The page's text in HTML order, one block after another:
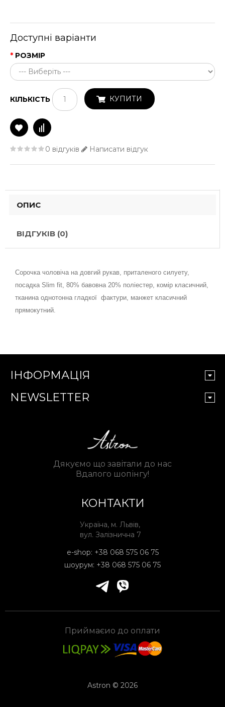
Доступні варіанти
РОЗМІР
КІЛЬКІСТЬ КУПИТИ
0 відгуків Написати відгук
ОПИС
ВІДГУКІВ (0)
Сорочка чоловіча на довгий рукав, приталеного силуету,
посадка Slim fit, 80% бавовна 20% поліестер, комір класичний,
тканина однотонна гладкої фактури, манжет класичний
прямокутний.
ІНФОРМАЦІЯ
Дякуємо що завітали до нас
Вдалого шопінгу!
NEWSLETTER
КОНТАКТИ
Україна, м. Львів,
вул. Залізнична 7
e-shop: +38 068 575 06 75
шоурум: +38 068 575 06 75
Приймаєио до оплати
Astron © 2026